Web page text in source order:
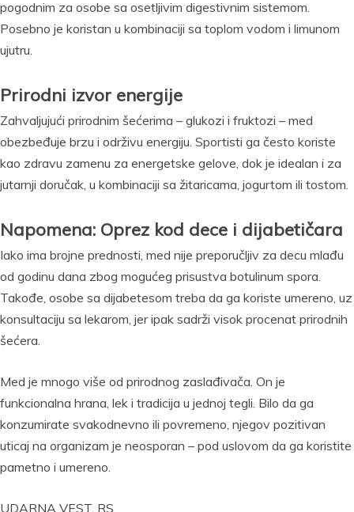
pogodnim za osobe sa osetljivim digestivnim sistemom.
Posebno je koristan u kombinaciji sa toplom vodom i limunom
ujutru.
Prirodni izvor energije
Zahvaljujući prirodnim šećerima – glukozi i fruktozi – med
obezbeđuje brzu i održivu energiju. Sportisti ga često koriste
kao zdravu zamenu za energetske gelove, dok je idealan i za
jutarnji doručak, u kombinaciji sa žitaricama, jogurtom ili tostom.
Napomena: Oprez kod dece i dijabetičara
Iako ima brojne prednosti, med nije preporučljiv za decu mlađu
od godinu dana zbog mogućeg prisustva botulinum spora.
Takođe, osobe sa dijabetesom treba da ga koriste umereno, uz
konsultaciju sa lekarom, jer ipak sadrži visok procenat prirodnih
šećera.
Med je mnogo više od prirodnog zaslađivača. On je
funkcionalna hrana, lek i tradicija u jednoj tegli. Bilo da ga
konzumirate svakodnevno ili povremeno, njegov pozitivan
uticaj na organizam je neosporan – pod uslovom da ga koristite
pametno i umereno.
UDARNA VEST. RS